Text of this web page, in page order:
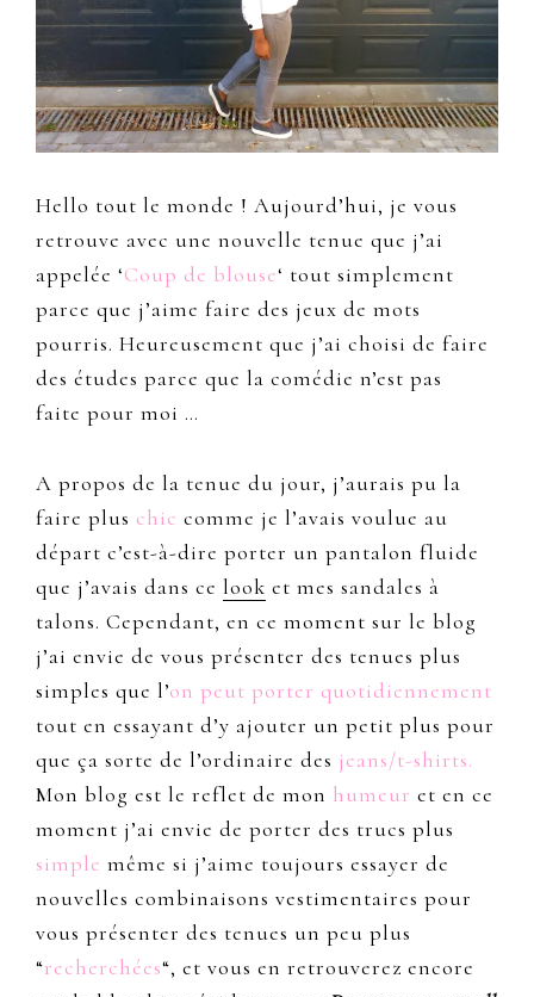
Hello tout le monde ! Aujourd’hui, je vous
retrouve avec une nouvelle tenue que j’ai
appelée ‘Coup de blouse‘ tout simplement
parce que j’aime faire des jeux de mots
pourris. Heureusement que j’ai choisi de faire
des études parce que la comédie n’est pas
faite pour moi …
A propos de la tenue du jour, j’aurais pu la
faire plus chic comme je l’avais voulue au
départ c’est-à-dire porter un pantalon fluide
que j’avais dans ce look et mes sandales à
talons. Cependant, en ce moment sur le blog
j’ai envie de vous présenter des tenues plus
simples que l’on peut porter quotidiennement
tout en essayant d’y ajouter un petit plus pour
que ça sorte de l’ordinaire des jeans/t-shirts.
Mon blog est le reflet de mon humeur et en ce
moment j’ai envie de porter des trucs plus
simple même si j’aime toujours essayer de
nouvelles combinaisons vestimentaires pour
vous présenter des tenues un peu plus
“recherchées“, et vous en retrouverez encore